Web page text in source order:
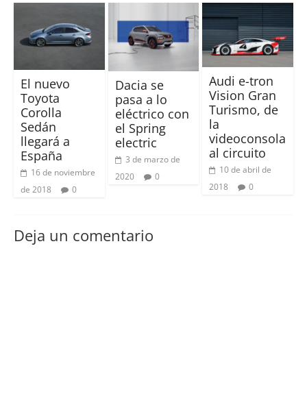
El nuevo
Toyota
Corolla
Sedán
llegará a
España
16 de noviembre
de 2018
0
Dacia se
pasa a lo
eléctrico con
el Spring
electric
3 de marzo de
2020
0
Audi e-tron
Vision Gran
Turismo, de
la
videoconsola
al circuito
10 de abril de
2018
0
Deja un comentario